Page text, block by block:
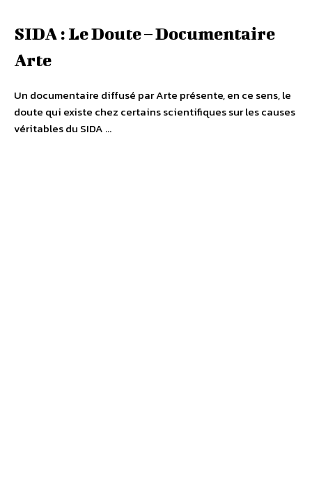
SIDA : Le Doute – Documentaire
Arte
Un documentaire diffusé par Arte présente, en ce sens, le
doute qui existe chez certains scientifiques sur les causes
véritables du SIDA …